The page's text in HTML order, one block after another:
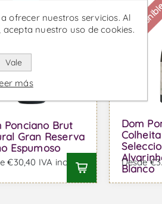
Ponciano Brut
Gran Reserva
Espumoso
€30,40 IVA incl.
Dom
Colheita
Blanco
Desde
ofrecer nuestros servicios. Al
nuestro uso de cookies.
Vale
más